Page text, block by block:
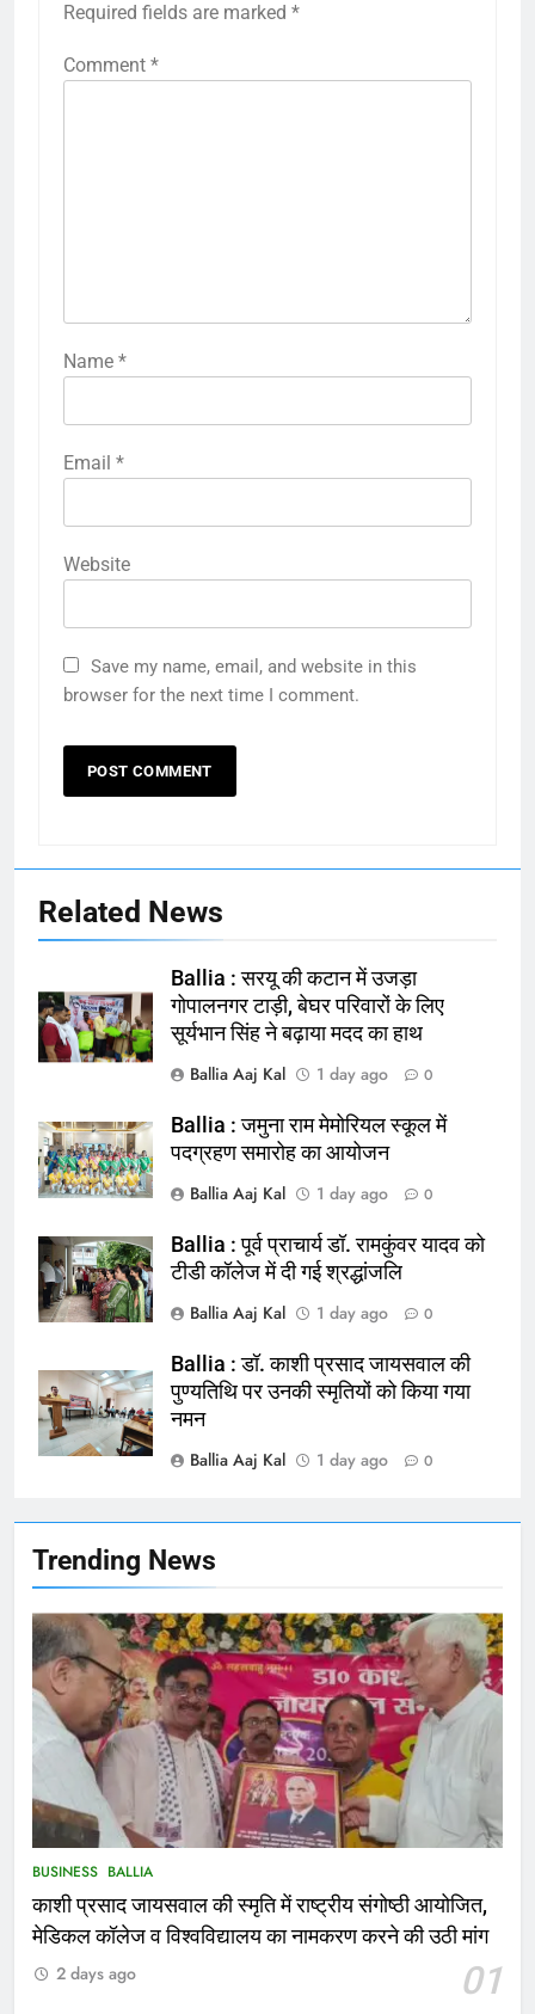
Trending News
BUSINESS BALLIA
काशी प्रसाद जायसवाल की स्मृति में राष्ट्रीय संगोष्ठी आयोजित,
मेडिकल कॉलेज व विश्वविद्यालय का नामकरण करने की उठी मांग
01
2 days ago
NATIONAL
165
Ballia : बलिया बलिदान दिवस के मौके पर
बलिया को मिलेगी नई ट्रेन की सौगात
NATIONAL बलिया
166
फांसी लगाकर दी जान
NATIONAL बलिया
167
मिले 1.38 लाख रूपये
NATIONAL बलिया
1
बचाने के लिए छात्रों ने लगाई छलांग, कई
ACCIDENT
2
भरत तिवारी एनकाउंटर मामले को लेकर
सियासत तेज, भाजपा सांसद ने बताई हत्या
NATIONAL POLITICS
Ballia : छितौनी क्रॉसिंग पर बनेगा 196
करोड़ का ओवरब्रिज, जाम से मिलेगी राहत
4
Ballia : कटहल नाला सुंदरीकरण, बलिया
बाईपास और चौराहों के आधुनिकीकरण की
Required fields are marked *
Comment *
Name *
Email *
Website
Save my name, email, and website in this
browser for the next time I comment.
Related News
Ballia : सरयू की कटान में उजड़ा
गोपालनगर टाड़ी, बेघर परिवारों के लिए
सूर्यभान सिंह ने बढ़ाया मदद का हाथ
Ballia Aaj Kal
1 day ago 0
Ballia : जमुना राम मेमोरियल स्कूल में
पदग्रहण समारोह का आयोजन
Ballia Aaj Kal
1 day ago 0
Ballia : पूर्व प्राचार्य डॉ. रामकुंवर यादव को
टीडी कॉलेज में दी गई श्रद्धांजलि
Ballia Aaj Kal
1 day ago 0
Ballia : डॉ. काशी प्रसाद जायसवाल की
पुण्यतिथि पर उनकी स्मृतियों को किया गया
नमन
Ballia Aaj Kal
1 day ago 0